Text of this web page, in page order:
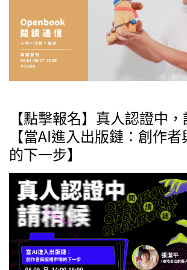
【點擊報名】真人認證中，
【當AI進入出版鏈：創作
的下一步】